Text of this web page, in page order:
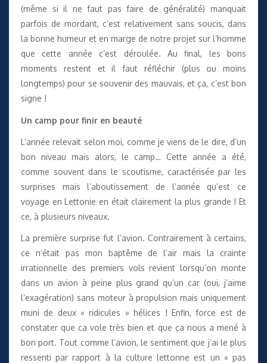
(même si il ne faut pas faire de généralité) manquait
parfois de mordant, c’est relativement sans soucis, dans
la bonne humeur et en marge de notre projet sur l’homme
que cette année c’est déroulée. Au final, les bons
moments restent et il faut réfléchir (plus ou moins
longtemps) pour se souvenir des mauvais, et ça, c’est bon
signe !
Un camp pour finir en beauté
L’année relevait selon moi, comme je viens de le dire, d’un
bon niveau mais alors, le camp… Cette année a été,
comme souvent dans le scoutisme, caractérisée par les
surprises mais l’aboutissement de l’année qu’est ce
voyage en Lettonie en était clairement la plus grande ! Et
ce, à plusieurs niveaux.
La première surprise fut l’avion. Contrairement à certains,
ce n’était pas mon baptême de l’air mais la crainte
irrationnelle des premiers vols revient lorsqu’on monte
dans un avion à peine plus grand qu’un car (oui, j’aime
l’exagération) sans moteur à propulsion mais uniquement
muni de deux « ridicules » hélices ! Enfin, force est de
constater que ca vole très bien et que ça nous a mené à
bon port. Tout comme l’avion, le sentiment que j’ai le plus
ressenti par rapport à la culture lettonne est un « pas